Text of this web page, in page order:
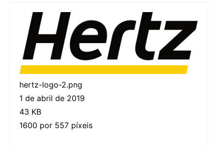
hertz-logo-2.png
1 de abril de 2019
43 KB
1600 por 557 píxeis